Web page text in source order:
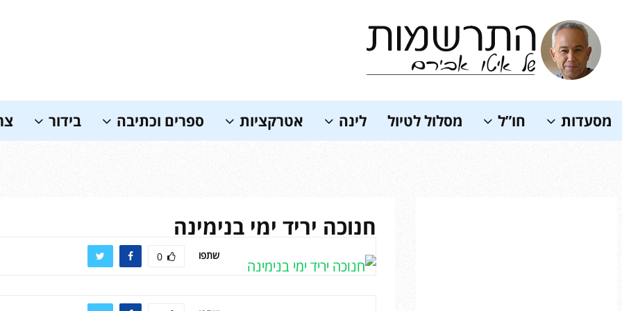
מסעדות חו”ל מסלול לטיול לינה אטרקציות ספרים וכתיבה בידור
חנוכה יריד ימי בנימינה
שתפו 0